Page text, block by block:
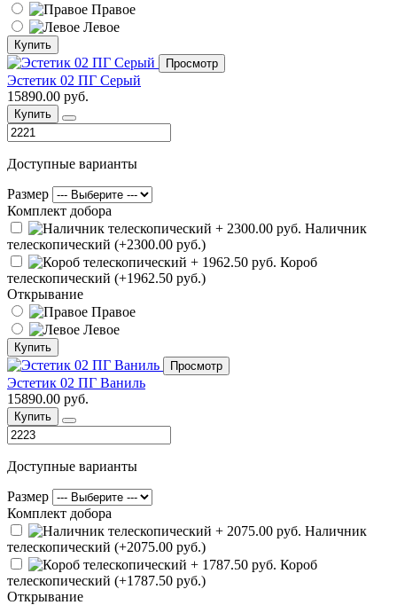
Правое
Левое
Купить
Просмотр
Эстетик 02 ПГ Серый
15890.00 руб.
Купить
Доступные варианты
Размер
Комплект добора
Наличник
телескопический (+2300.00 руб.)
Короб
телескопический (+1962.50 руб.)
Открывание
Правое
Левое
Купить
Просмотр
Эстетик 02 ПГ Ваниль
15890.00 руб.
Купить
Доступные варианты
Размер
Комплект добора
Наличник
телескопический (+2075.00 руб.)
Короб
телескопический (+1787.50 руб.)
Открывание